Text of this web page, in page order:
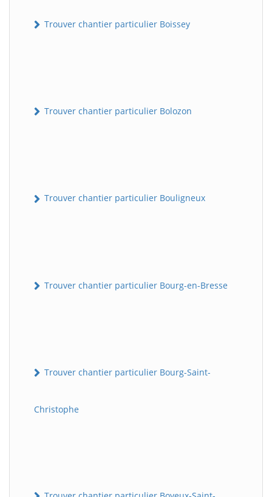
Trouver chantier particulier Boissey
Trouver chantier particulier Bolozon
Trouver chantier particulier Bouligneux
Trouver chantier particulier Bourg-en-Bresse
Trouver chantier particulier Bourg-Saint-
Christophe